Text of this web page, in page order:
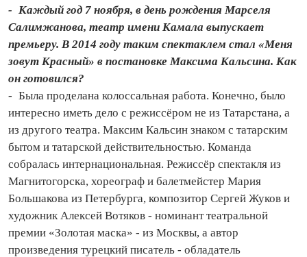
- Каждый год 7 ноября, в день рождения Марселя
Салимжанова, театр имени Камала выпускает
премьеру. В 2014 году таким спектаклем стал «Меня
зовут Красный» в постановке Максима Кальсина. Как
он готовился?
- Была проделана колоссальная работа. Конечно, было
интересно иметь дело с режиссёром не из Татарстана, а
из другого театра. Максим Кальсин знаком с татарским
бытом и татарской действительностью. Команда
собралась интерна­цио­наль­ная. Режиссёр спектакля из
Магнитогорска, хореограф и балетмейстер Мария
Большакова из Петербурга, композитор Сергей Жуков и
художник Алексей Вотяков - номинант театральной
премии «Золотая маска» - из Москвы, а автор
произведения турецкий писатель - обладатель